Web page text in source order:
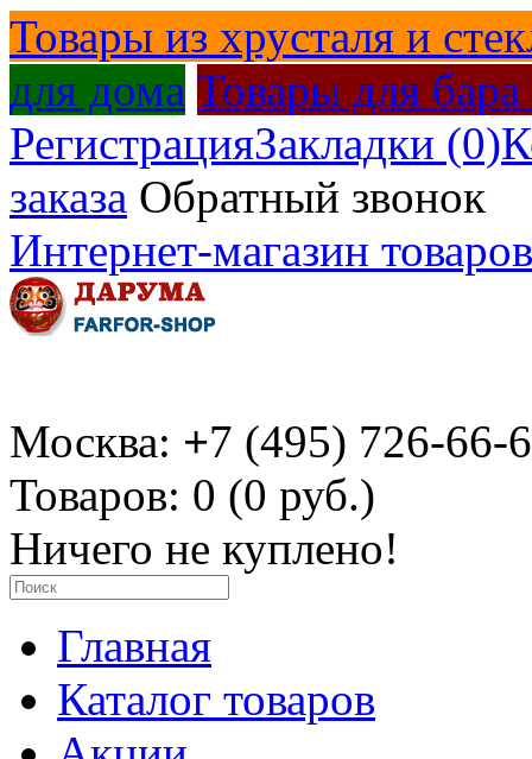
Товары из хрусталя и
для дома Товары для бара
РегистрацияЗакладки (0)
заказа Обратный звонок
Интернет-магазин
Москва: +7 (495) 726-66-
Товаров: 0 (0 руб.)
Ничего не куплено!
Главная
Каталог товаров